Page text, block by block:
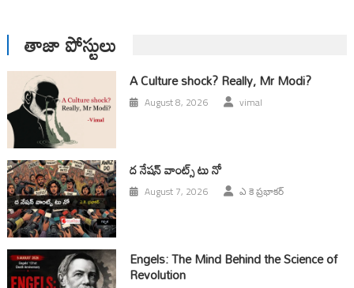
తాజా పోస్టులు
A Culture shock? Really, Mr Modi?
August 8, 2026 vimal
ద నేషన్ వాంట్స్ టు నో
August 7, 2026 ఎ కె ప్రభాకర్
Engels: The Mind Behind the Science of
Revolution